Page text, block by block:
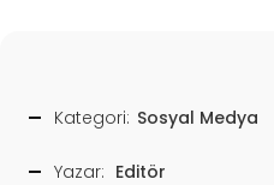
Kategori: Sosyal Medya
Yazar: Editör